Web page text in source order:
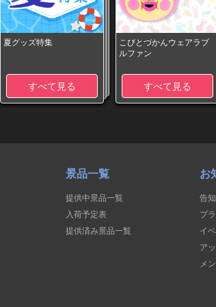
夏グッズ特集
すべて見る
こびとづかんウェアラブ
ルファン
すべて見る
景品一覧
提供中景品一覧
入荷予定表
提供済み景品一覧
お
告知
プ
イ
ア
メ